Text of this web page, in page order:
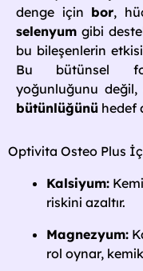
denge için bor,
selenyum gibi
bu bileşenlerin
Bu bütünsel
yoğunluğunu değil,
bütünlüğünü hedef
Optivita Osteo Plus
Kalsiyum:
riskini azaltır.
Magnezyum:
rol oynar,